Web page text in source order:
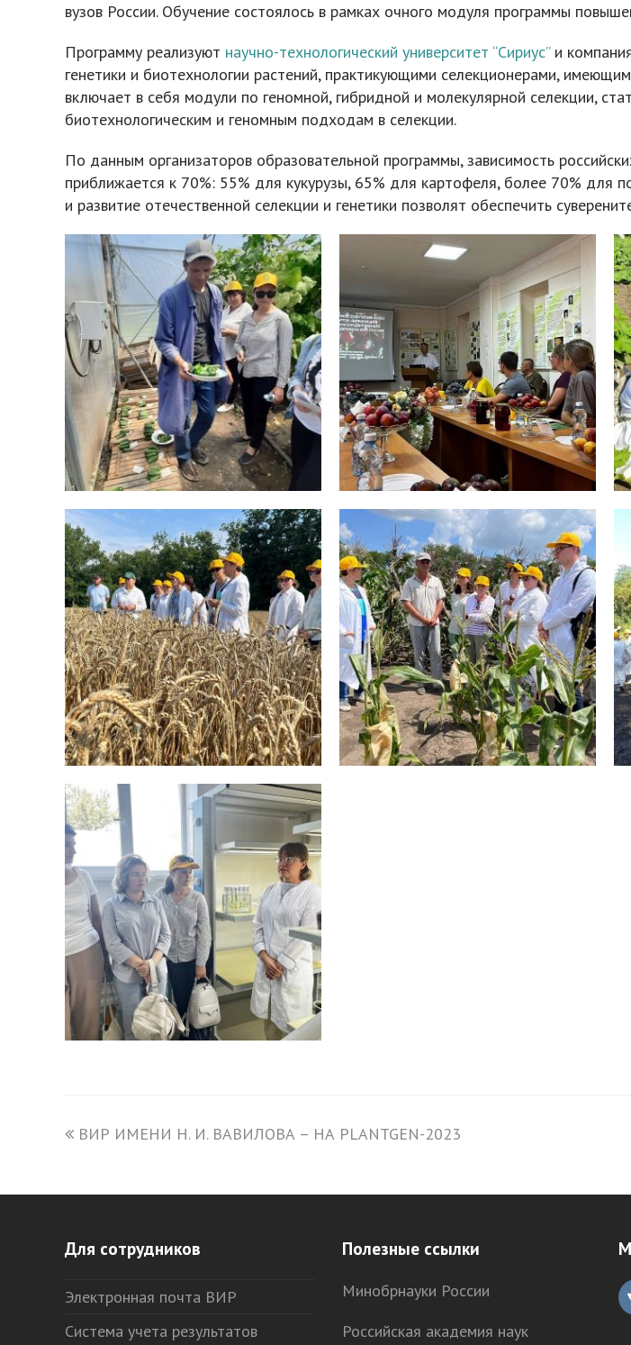
вузов России. Обучение состоялось в рамках очного модуля программы
Программу реализуют научно-технологический университет “Сириус”и
генетики и биотехнологии растений, практикующими селекционерами,
включает в себя модули по геномной, гибридной и молекулярной селекции,
биотехнологическим и геномным подходам в селекции.
По данным организаторов образовательной программы, зависимость
приближается к 70%: 55% для кукурузы, 65% для картофеля, более 70%
и развитие отечественной селекции и генетики позволят обеспечить
previous
ВИР ИМЕНИ Н. И. ВАВИЛОВА – НА PLANTGEN-2023
Для сотрудников
Электронная почта ВИР
Система учета результатов
Полезные ссылки
Минобрнауки России
Российская академия наук